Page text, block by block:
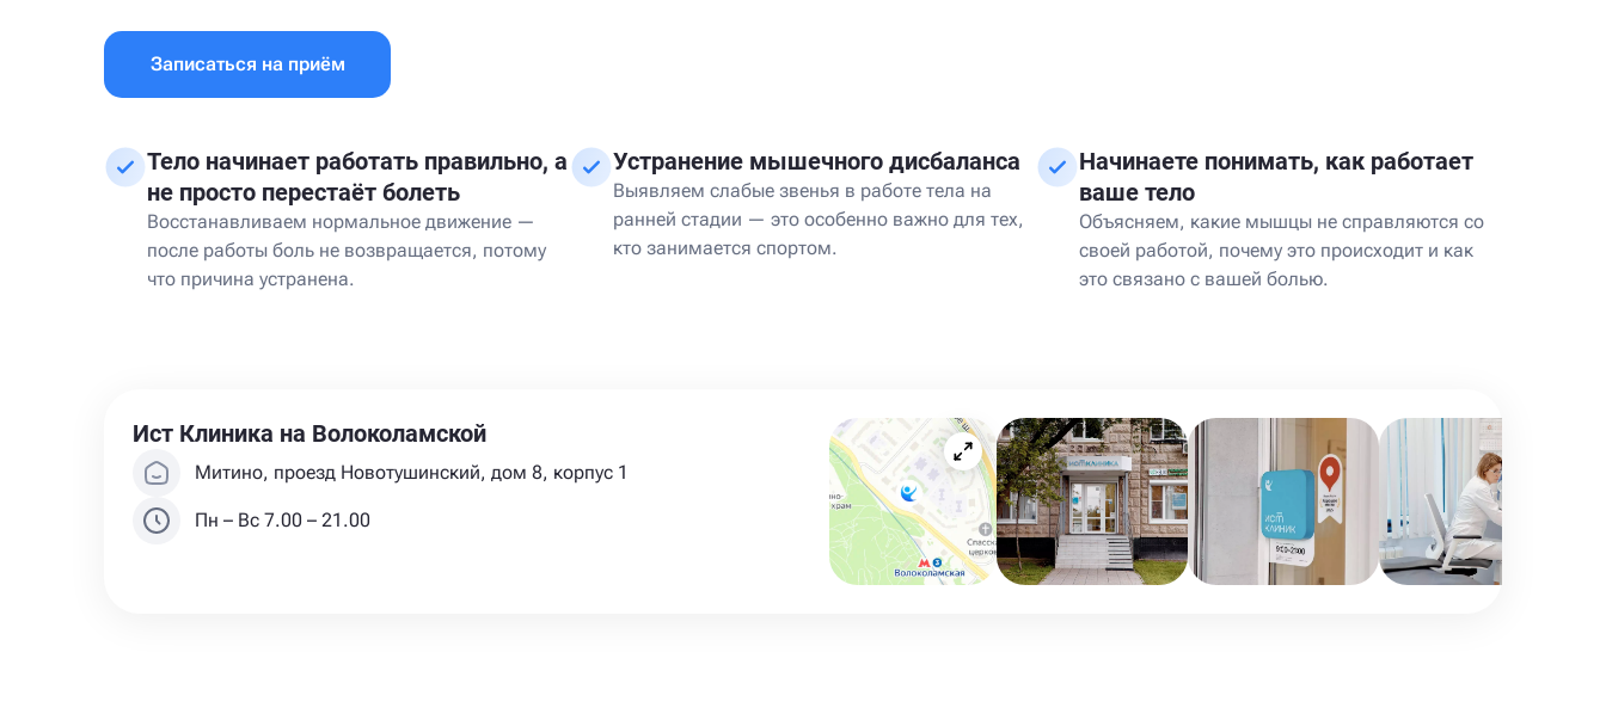
Записаться на приём
Тело начинает работать правильно, а
не просто перестаёт болеть
Восстанавливаем нормальное движение —
после работы боль не возвращается, потому
что причина устранена.
Устранение мышечного дисбаланса
Выявляем слабые звенья в работе тела на
ранней стадии — это особенно важно для тех,
кто занимается спортом.
Начинаете понимать, как работает
ваше тело
Объясняем, какие мышцы не справляются со
своей работой, почему это происходит и как
это связано с вашей болью.
Ист Клиника на Волоколамской
Митино, проезд Новотушинский, дом 8, корпус 1
Пн – Вс 7.00 – 21.00